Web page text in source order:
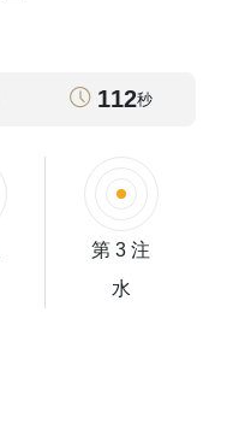
112秒
第 3 注
水